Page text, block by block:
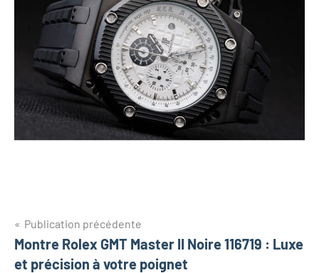
Navigation
de
Publication précédente
Montre Rolex GMT Master II Noire 116719 : Luxe
et précision à votre poignet